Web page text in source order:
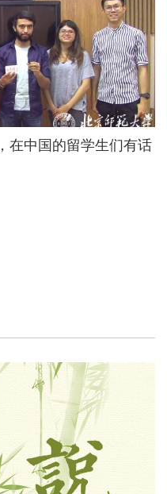
在中国的留学生们有话